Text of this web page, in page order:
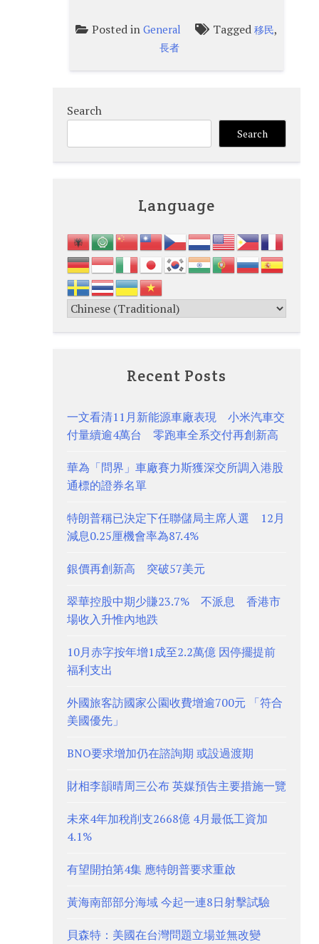
Posted inGeneral Tagged移民,
長者
Search
Search
Language
Recent Posts
一文看清11月新能源車廠表現 小米汽車交
付量續逾4萬台 零跑車全系交付再創新高
華為「問界」車廠賽力斯獲深交所調入港股
通標的證券名單
特朗普稱已決定下任聯儲局主席人選 12月
減息0.25厘機會率為87.4%
銀價再創新高 突破57美元
翠華控股中期少賺23.7% 不派息 香港市
場收入升惟內地跌
10月赤字按年增1成至2.2萬億 因停擺提前
福利支出
外國旅客訪國家公園收費增逾700元 「符合
美國優先」
BNO要求增加仍在諮詢期 或設過渡期
財相李韻晴周三公布 英媒預告主要措施一覽
未來4年加稅削支2668億 4月最低工資加
4.1%
有望開拍第4集 應特朗普要求重啟
黃海南部部分海域 今起一連8日射擊試驗
貝森特：美國在台灣問題立場並無改變